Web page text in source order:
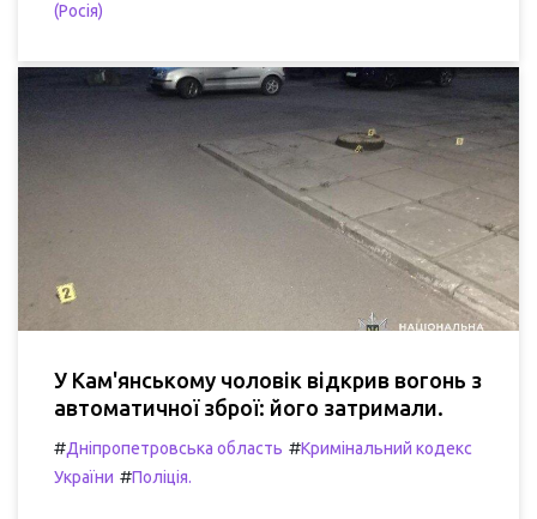
(Росія)
У Кам'янському чоловік відкрив вогонь з
автоматичної зброї: його затримали.
#Дніпропетровська область #Кримінальний кодекс
України #Поліція.